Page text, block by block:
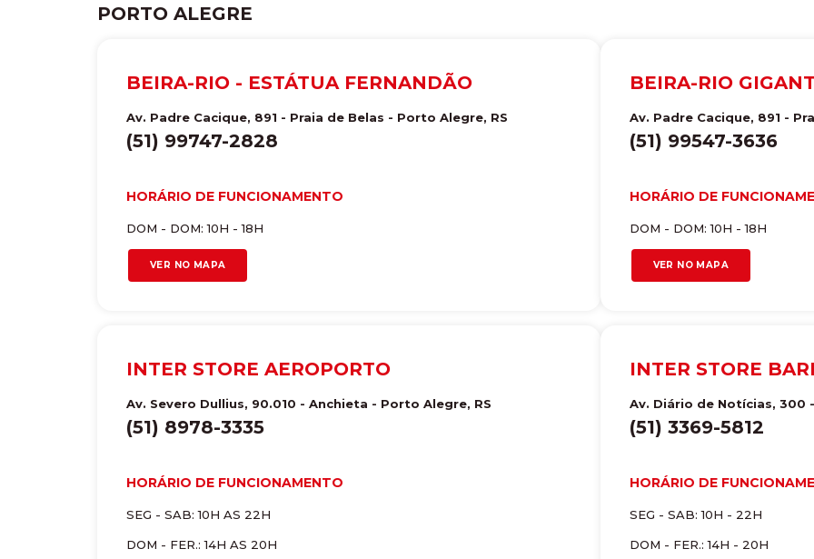
PORTO ALEGRE
BEIRA-RIO - ESTÁTUA FERNANDÃO
Av. Padre Cacique, 891 - Praia de Belas - Porto Alegre, RS
(51) 99747-2828
HORÁRIO DE FUNCIONAMENTO
DOM - DOM: 10H - 18H
VER NO MAPA
BEIRA-RIO
Av. Padre Cacique, 891 -
(51) 99547-3636
HORÁRIO DE
DOM - DOM: 10H - 18H
VER NO MAPA
INTER STORE AEROPORTO
Av. Severo Dullius, 90.010 - Anchieta - Porto Alegre, RS
(51) 8978-3335
HORÁRIO DE FUNCIONAMENTO
SEG - SAB: 10H AS 22H
DOM - FER.: 14H AS 20H
INTER STORE
Av. Diário de Notícias, 300
(51) 3369-5812
HORÁRIO DE
SEG - SAB: 10H - 22H
DOM - FER.: 14H - 20H